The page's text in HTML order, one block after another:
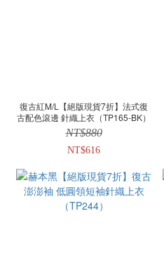
復古紅M/L【絕版現貨7折】法式復
古配色滾邊 針織上衣（TP165-BK）
NT$880
NT$616